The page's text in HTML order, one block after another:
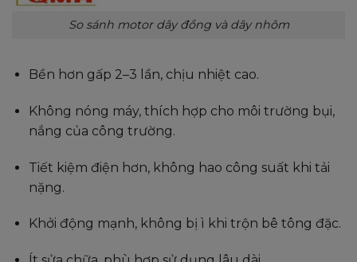
So sánh motor dây đồng và dây nhôm
Bền hơn gấp 2–3 lần, chịu nhiệt cao.
Không nóng máy, thích hợp cho môi trường bụi,
nắng của công trường.
Tiết kiệm điện hơn, không hao công suất khi tải
nặng.
Khởi động mạnh, không bị ì khi trộn bê tông đặc.